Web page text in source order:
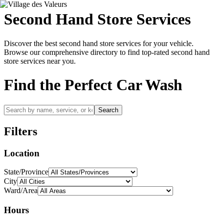
Second Hand Store Services
Discover the best second hand store services for your vehicle.
Browse our comprehensive directory to find top-rated second hand
store services near you.
Find the Perfect Car Wash
Search
Filters
Location
State/Province
City
Ward/Area
Hours